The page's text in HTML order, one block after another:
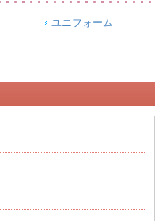
ユニフォーム